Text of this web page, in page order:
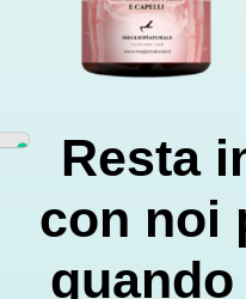
Resta
con noi